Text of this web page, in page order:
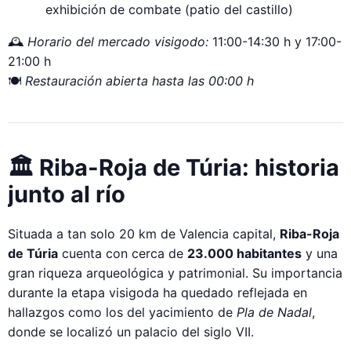
exhibición de combate (patio del castillo)
🕰️ Horario del mercado visigodo: 11:00-14:30 h y 17:00-
21:00 h
🍽️ Restauración abierta hasta las 00:00 h
🏛️ Riba-Roja de Túria: historia
junto al río
Situada a tan solo 20 km de Valencia capital, Riba-Roja
de Túria cuenta con cerca de 23.000 habitantes y una
gran riqueza arqueológica y patrimonial. Su importancia
durante la etapa visigoda ha quedado reflejada en
hallazgos como los del yacimiento de Pla de Nadal,
donde se localizó un palacio del siglo VII.